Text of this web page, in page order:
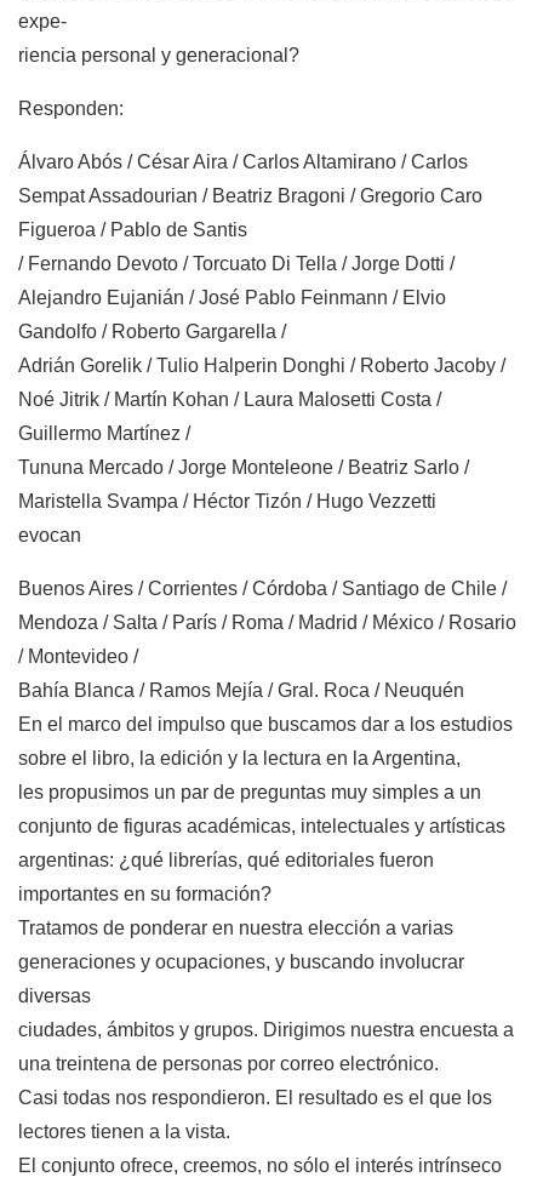
expe-
riencia personal y generacional?
Responden:
Álvaro Abós / César Aira / Carlos Altamirano / Carlos
Sempat Assadourian / Beatriz Bragoni / Gregorio Caro
Figueroa / Pablo de Santis
/ Fernando Devoto / Torcuato Di Tella / Jorge Dotti /
Alejandro Eujanián / José Pablo Feinmann / Elvio
Gandolfo / Roberto Gargarella /
Adrián Gorelik / Tulio Halperin Donghi / Roberto Jacoby /
Noé Jitrik / Martín Kohan / Laura Malosetti Costa /
Guillermo Martínez /
Tununa Mercado / Jorge Monteleone / Beatriz Sarlo /
Maristella Svampa / Héctor Tizón / Hugo Vezzetti
evocan
Buenos Aires / Corrientes / Córdoba / Santiago de Chile /
Mendoza / Salta / París / Roma / Madrid / México / Rosario
/ Montevideo /
Bahía Blanca / Ramos Mejía / Gral. Roca / Neuquén
En el marco del impulso que buscamos dar a los estudios
sobre el libro, la edición y la lectura en la Argentina,
les propusimos un par de preguntas muy simples a un
conjunto de figuras académicas, intelectuales y artísticas
argentinas: ¿qué librerías, qué editoriales fueron
importantes en su formación?
Tratamos de ponderar en nuestra elección a varias
generaciones y ocupaciones, y buscando involucrar
diversas
ciudades, ámbitos y grupos. Dirigimos nuestra encuesta a
una treintena de personas por correo electrónico.
Casi todas nos respondieron. El resultado es el que los
lectores tienen a la vista.
El conjunto ofrece, creemos, no sólo el interés intrínseco